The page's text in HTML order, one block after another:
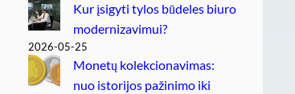
Kur įsigyti tylos būdeles biuro
modernizavimui?
2026-05-25
Monetų kolekcionavimas:
nuo istorijos pažinimo iki